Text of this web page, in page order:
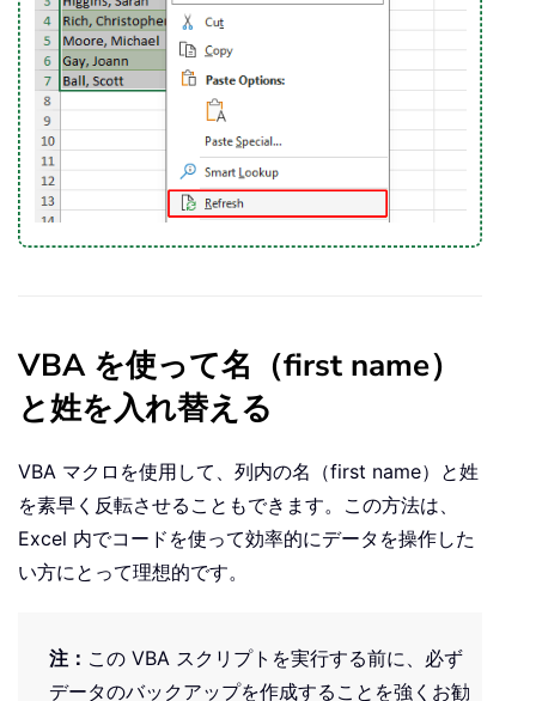
VBA を使って名（first name）
と姓を入れ替える
VBA マクロを使用して、列内の名（first name）と姓
を素早く反転させることもできます。この方法は、
Excel 内でコードを使って効率的にデータを操作した
い方にとって理想的です。
注： この VBA スクリプトを実行する前に、必ず
データのバックアップを作成することを強くお勧